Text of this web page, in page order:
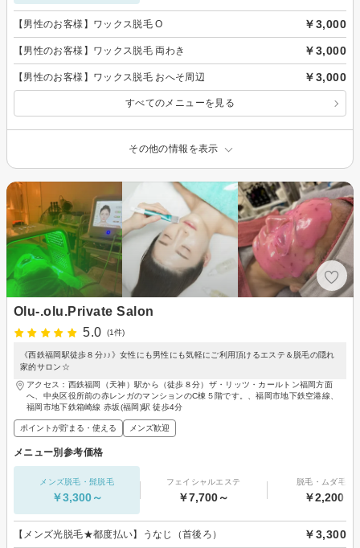
【男性のお客様】ワックス脱毛 O ￥3,000
【男性のお客様】ワックス脱毛 両わき ￥3,000
【男性のお客様】ワックス脱毛 おへそ周辺 ￥3,000
すべてのメニューを見る
その他の情報を表示
Olu-.olu.Private Salon
5.0
(1件)
《西鉄福岡駅徒歩８分♪♪》女性にも男性にも気軽にご利用頂けるエステ＆脱毛の隠れ
家的サロン☆
アクセス：西鉄福岡（天神）駅から（徒歩８分）ザ・リッツ・カールトン福岡方面
へ、中央区役所前の赤レンガのマンションのC棟５階です。、福岡市地下鉄空港線、
福岡市地下鉄箱崎線 赤坂(福岡)駅 徒歩4分
ポイントが貯まる・使える メンズ歓迎
メニュー別参考価格
メンズ脱毛・髭脱毛
￥3,300～
フェイシャルエステ
￥7,700～
脱毛・ムダ毛処
￥2,200～
【メンズ光脱毛★都度払い】うなじ（首後ろ） ￥3,300